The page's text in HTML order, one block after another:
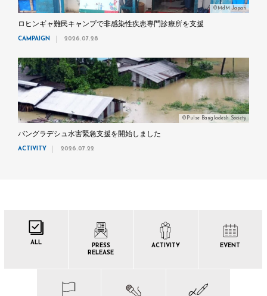
©MdM Japan
ロヒンギャ難民キャンプで非感染性疾患専門診療所を支援
CAMPAIGN 2026.07.28
©Pulse Bangladesh Society
バングラデシュ水害緊急支援を開始しました
ACTIVITY 2026.07.22
ALL
PRESS
RELEASE
ACTIVITY EVENT